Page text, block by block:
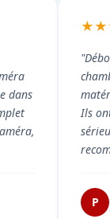
dans
Ils
P